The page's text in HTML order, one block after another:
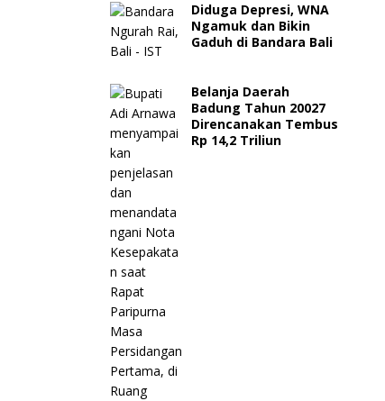
Diduga Depresi, WNA
Ngamuk dan Bikin
Gaduh di Bandara Bali
Belanja Daerah
Badung Tahun 20027
Direncanakan Tembus
Rp 14,2 Triliun